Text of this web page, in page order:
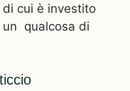
cui è investito
qualcosa di